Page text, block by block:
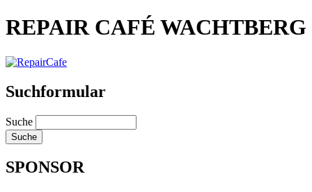
REPAIR CAFÉ WACHTBERG
Suchformular
Suche
SPONSOR